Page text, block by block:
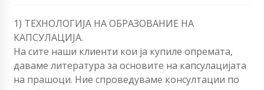
1) ТЕХНОЛОГИЈА НА ОБРАЗОВАНИЕ НА
КАПСУЛАЦИЈА.
На сите наши клиенти кои ја купиле опремата,
даваме литература за основите на капсулацијата
на прашоци. Ние спроведуваме консултации по